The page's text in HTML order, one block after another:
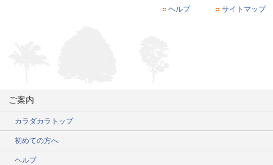
ヘルプ
サイトマップ
ご案内
カラダカラトップ
初めての方へ
ヘルプ